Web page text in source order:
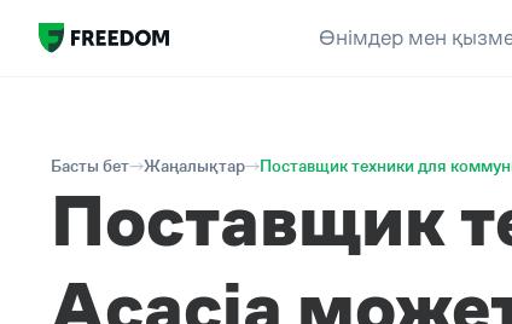
Өнімдер мен
Басты бет Жаңалықтар Поставщик техники для
Поставщик
Acacia